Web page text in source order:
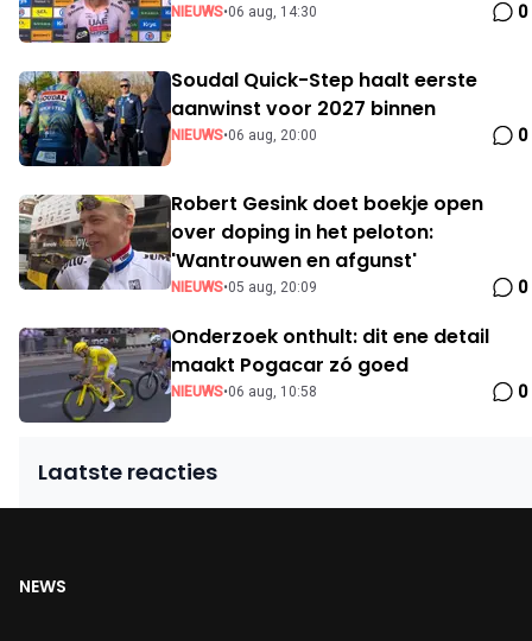
NIEUWS•06 aug, 14:30 0
Soudal Quick-Step haalt eerste
aanwinst voor 2027 binnen
NIEUWS•06 aug, 20:00 0
Robert Gesink doet boekje open
over doping in het peloton:
'Wantrouwen en afgunst'
NIEUWS•05 aug, 20:09 0
Onderzoek onthult: dit ene detail
maakt Pogacar zó goed
NIEUWS•06 aug, 10:58 0
Laatste reacties
NEWS